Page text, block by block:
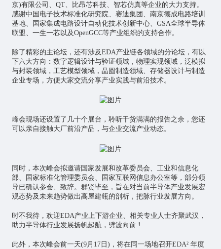
京)有限公司、QT、比昂芯科技、智芯仿真等企业的大力支持。
感谢中国电子技术标准化研究院、赛迪集团、南京德成电路培训
基地、国家集成电路设计自动化技术创新中心、GSA全球半导体
联盟、一生一芯以及OpenGCC等产业组织的支持合作。
除了精彩的主论坛，还有涉及EDA产业链各领域的分论坛，有以
下六大方向：数字逻辑设计与验证领域，物理实现领域，泛模拟
与封装领域，工艺模型领域，晶圆制造领域、存储器设计与制造
企业专场，方便大家交流分享产业实践与前沿技术。
峰会现场还设置了几十个展台，聆听干货满满的报告之余，您还
可以亲自接触大厂前沿产品，与企业交流产业动态。
同时，本次峰会拟邀请国家发展和改革委员会、工业和信息化
部、国家标准化管理委员会、国家互联网信息办公室等，部分领
导已确认参会、致辞。群贤毕至，旨在对当前半导体产业发展宏
观态势及未来趋势做出高屋建瓴的剖析，把脉行业发展方向。
时不我待，欢迎EDA产业上下游企业、相关专业人士齐聚武汉，
助力半导体行业发展扬帆起航，劈波向前 !
此外，本次峰会前一天(9月17日)，将在同一场地召开EDA² 年度